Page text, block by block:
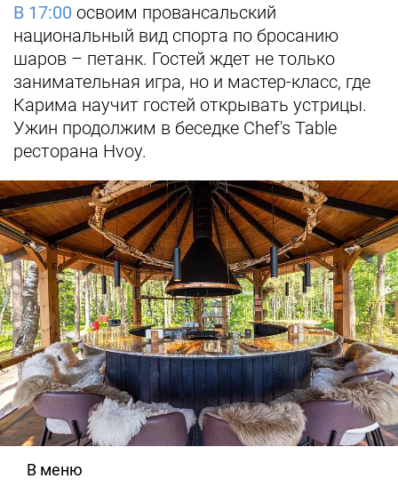
В 17:00 освоим провансальский
национальный вид спорта по бросанию
шаров – петанк. Гостей ждет не только
занимательная игра, но и мастер-класс, где
Карима научит гостей открывать устрицы.
Ужин продолжим в беседке Chef's Table
ресторана Hvoy.
В меню